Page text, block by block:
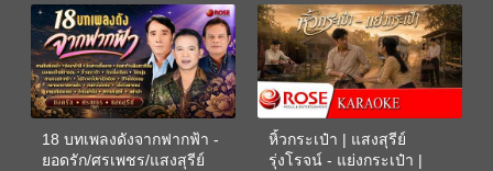
18 บทเพลงดังจากฟากฟ้า -
ยอดรัก/ศรเพชร/แสงสุรีย์
หิ้วกระเป๋า | แสงสุรีย์
รุ่งโรจน์ - แย่งกระเป๋า |